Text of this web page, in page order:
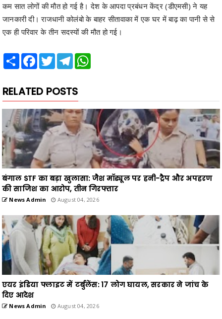
कम सात लोगों की मौत हो गई है। देश के आपदा प्रबंधन केंद्र (डीएमसी) ने यह
जानकारी दी। राजधानी कोलंबो के बाहर सीतावाका में एक घर में बाढ़ का पानी से से
एक ही परिवार के तीन सदस्यों की मौत हो गई।
Share Facebook
TwitterTelegram
RELATED POSTS
बंगाल STF का बड़ा खुलासा: जैश मॉड्यूल पर हनी-ट्रैप और अपहरण
की साजिश का आरोप, तीन गिरफ्तार
News Admin August 04, 2026
एयर इंडिया फ्लाइट में टर्बुलेंस: 17 लोग घायल, सरकार ने जांच के
दिए आदेश
News Admin August 04, 2026